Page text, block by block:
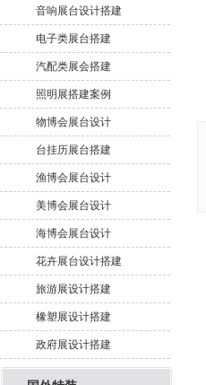
音响展台设计搭建
电子类展台搭建
汽配类展会搭建
照明展搭建案例
物博会展台设计
台挂历展台搭建
渔博会展台设计
美博会展台设计
海博会展台设计
花卉展台设计搭建
旅游展设计搭建
橡塑展设计搭建
政府展设计搭建